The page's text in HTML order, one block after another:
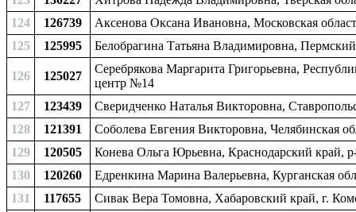
124
126739
Аксенова Оксана Ивановна, Московская
125
125995 Белобрагина Татьяна Владимировна,
126 125027
Серебрякова Маргарита Григорьевна,
центр №14
127
123439
Сверидченко Наталья Викторовна,
128
121391
Соболева Евгения Викторовна, Челябинская
129
120505
Конева Ольга Юрьевна, Краснодарский край,
130
120260
Едренкина Марина Валерьевна, Курганская
131
117655 Сивак Вера Томовна, Хабаровский край, г.